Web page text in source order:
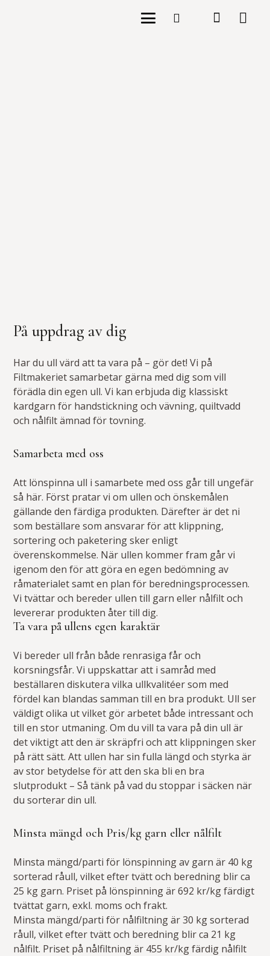
På uppdrag av dig
Har du ull värd att ta vara på – gör det! Vi på
Filtmakeriet samarbetar gärna med dig som vill
förädla din egen ull. Vi kan erbjuda dig klassiskt
kardgarn för handstickning och vävning, quiltvadd
och nålfilt ämnad för tovning.
Samarbeta med oss
Att lönspinna ull i samarbete med oss går till ungefär
så här. Först pratar vi om ullen och önskemålen
gällande den färdiga produkten. Därefter är det ni
som beställare som ansvarar för att klippning,
sortering och paketering sker enligt
överenskommelse. När ullen kommer fram går vi
igenom den för att göra en egen bedömning av
råmaterialet samt en plan för beredningsprocessen.
Vi tvättar och bereder ullen till garn eller nålfilt och
levererar produkten åter till dig.
Ta vara på ullens egen karaktär
Vi bereder ull från både renrasiga får och
korsningsfår. Vi uppskattar att i samråd med
beställaren diskutera vilka ullkvalitéer som med
fördel kan blandas samman till en bra produkt. Ull ser
väldigt olika ut vilket gör arbetet både intressant och
till en stor utmaning. Om du vill ta vara på din ull är
det viktigt att den är skräpfri och att klippningen sker
på rätt sätt. Att ullen har sin fulla längd och styrka är
av stor betydelse för att den ska bli en bra
slutprodukt – Så tänk på vad du stoppar i säcken när
du sorterar din ull.
Minsta mängd och Pris/kg garn eller nålfilt
Minsta mängd/parti för lönspinning av garn är 40 kg
sorterad råull, vilket efter tvätt och beredning blir ca
25 kg garn. Priset på lönspinning är 692 kr/kg färdigt
tvättat garn, exkl. moms och frakt.
Minsta mängd/parti för nålfiltning är 30 kg sorterad
råull, vilket efter tvätt och beredning blir ca 21 kg
nålfilt. Priset på nålfiltning är 455 kr/kg färdig nålfilt